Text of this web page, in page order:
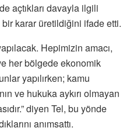
açtıkları davayla ilgili
karar üretildiğini ifade etti.
Hepimizin amacı,
her bölgede ekonomik
yapılırken; kamu
ve hukuka aykırı olmayan
diyen Tel, bu yönde
anımsattı.